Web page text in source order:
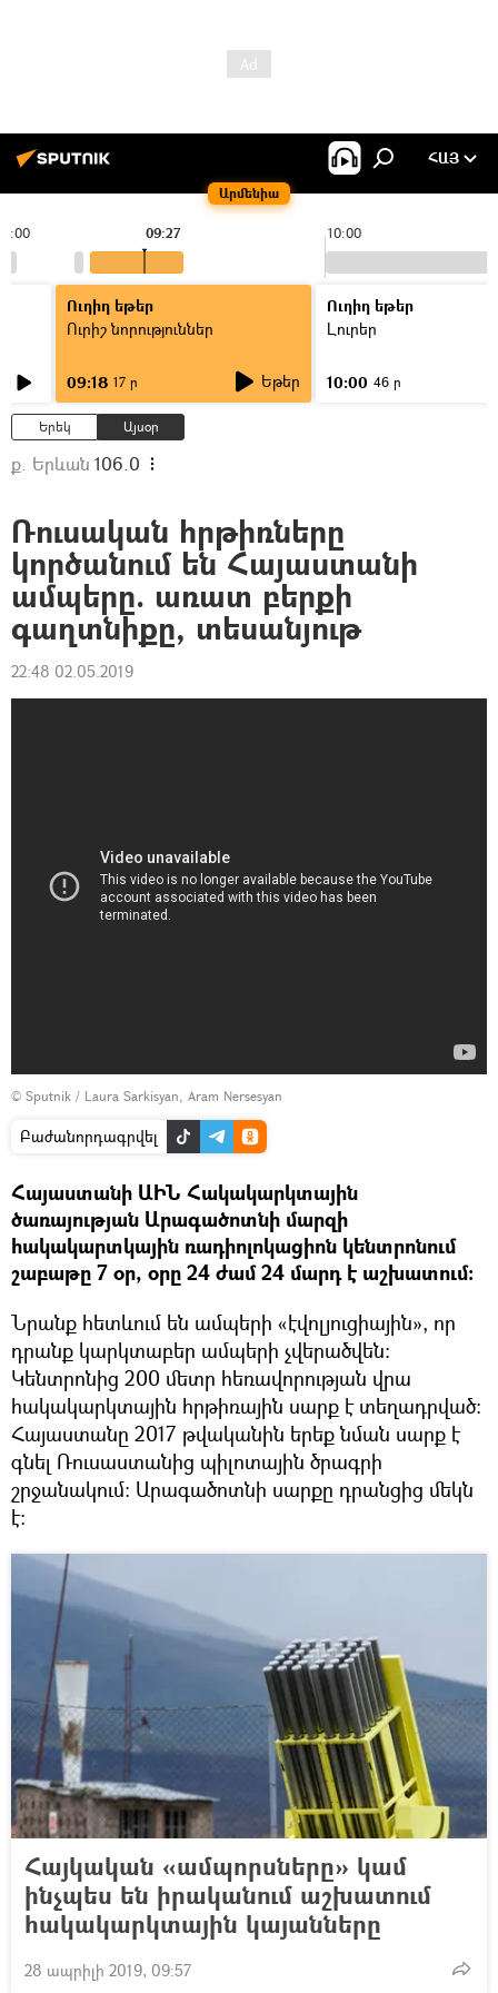
Արմենիա
ՀԱՅ
10:00
09:27
Ուղիղ եթեր
Ուրիշ նորություններ
09:18 17 ր Եթեր
Ուղիղ եթեր
Լուրեր
10:00 46 ր
Երեկ Այսօր
ք. Երևան 106.0
Ռուսական հրթիռները
կործանում են Հայաստանի
ամպերը. առատ բերքի
գաղտնիքը, տեսանյութ
22:48 02.05.2019
© Sputnik / Laura Sarkisyan, Aram Nersesyan
Բաժանորդագրվել
Հայաստանի ԱԻՆ Հակակարկտային
ծառայության Արագածոտնի մարզի
հակակարտկային ռադիոլոկացիոն կենտրոնում
շաբաթը 7 օր, օրը 24 ժամ 24 մարդ է աշխատում։
Նրանք հետևում են ամպերի «էվոլյուցիային», որ
դրանք կարկտաբեր ամպերի չվերածվեն։
Կենտրոնից 200 մետր հեռավորության վրա
հակակարկտային հրթիռային սարք է տեղադրված։
Հայաստանը 2017 թվականին երեք նման սարք է
գնել Ռուսաստանից պիլոտային ծրագրի
շրջանակում։ Արագածոտնի սարքը դրանցից մեկն
է։
Հայկական «ամպորսները» կամ
ինչպես են իրականում աշխատում
հակակարկտային կայանները
28 ապրիլի 2019, 09:57